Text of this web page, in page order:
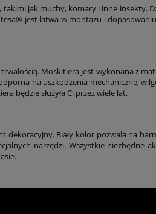
jak muchy, komary i inne insekty.
jest łatwa w montażu i
Moskitiera jest wykonana z
na uszkodzenia mechaniczne,
będzie służyła Ci przez wiele lat.
Biały kolor pozwala na
narzędzi. Wszystkie niezbędne